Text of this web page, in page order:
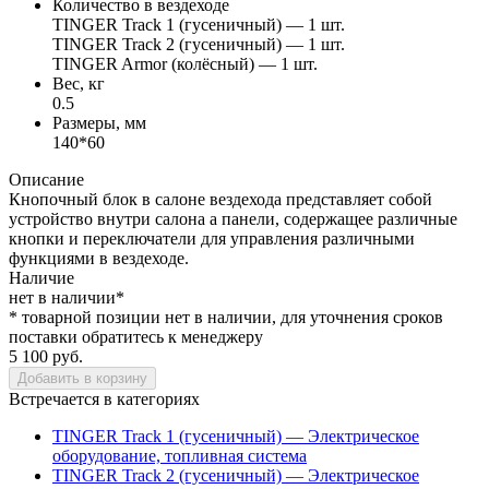
Количество в вездеходе
TINGER Track 1 (гусеничный) — 1 шт.
TINGER Track 2 (гусеничный) — 1 шт.
TINGER Armor (колёсный) — 1 шт.
Вес, кг
0.5
Размеры, мм
140*60
Описание
Кнопочный блок в салоне вездехода представляет собой
устройство внутри салона а панели, содержащее различные
кнопки и переключатели для управления различными
функциями в вездеходе.
Наличие
нет в наличии*
* товарной позиции нет в наличии, для уточнения сроков
поставки обратитесь к менеджеру
5 100 руб.
Добавить в корзину
Встречается в категориях
TINGER Track 1 (гусеничный) — Электрическое
оборудование, топливная система
TINGER Track 2 (гусеничный) — Электрическое